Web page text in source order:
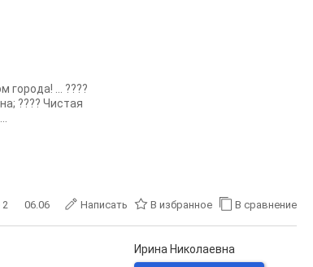
города! … ????
???? Чистая
2 06.06 Написать В избранное В сравнение
Ирина Николаевна